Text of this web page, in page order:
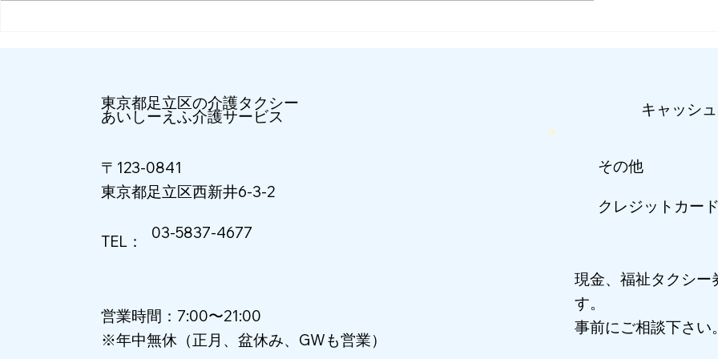
​東京都足立区の介護タクシー
​あいしーえふ介護サービス
〒123-0841
​東京都足立区西新井6-3-2
TEL： 03-5837-4677
キャッシ
クレジットカー
​その他
現金、福祉タクシー
す。
事前にご相談下さい​
営業時間：7:00〜21:00
※年中無休（正月、盆休み、GWも営業）